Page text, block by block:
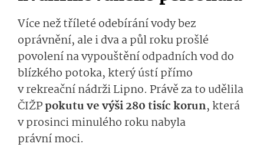
Více než tříleté odebírání vody bez
oprávnění, ale i dva a půl roku prošlé
povolení na vypouštění odpadních vod do
blízkého potoka, který ústí přímo
v rekreační nádrži Lipno. Právě za to udělila
ČIŽPpokutu ve výši 280 tisíc korun, která
v prosinci minulého roku nabyla
právní moci.